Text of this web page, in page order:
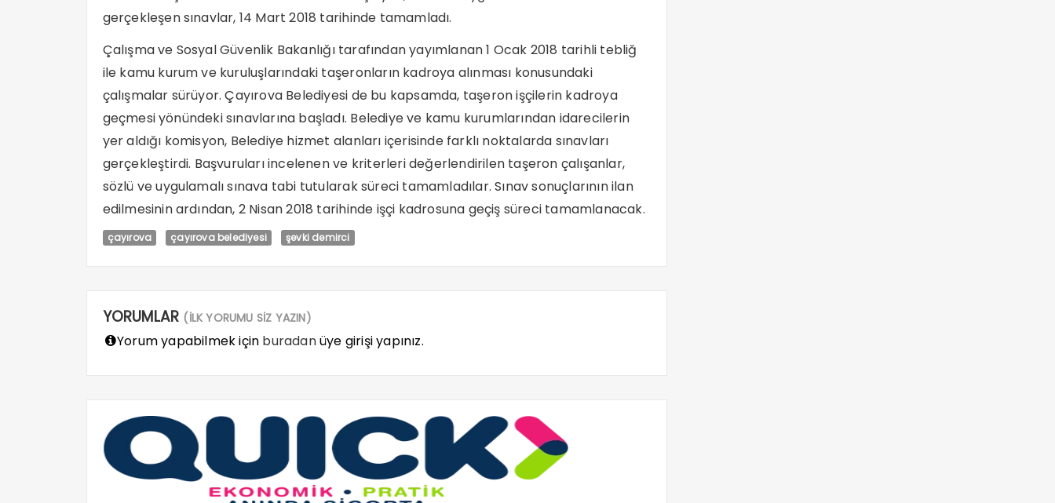
gerçekleşen sınavlar, 14 Mart 2018 tarihinde tamamladı.
Çalışma ve Sosyal Güvenlik Bakanlığı tarafından yayımlanan 1 Ocak 2018 tarihli tebliğ
ile kamu kurum ve kuruluşlarındaki taşeronların kadroya alınması konusundaki
çalışmalar sürüyor. Çayırova Belediyesi de bu kapsamda, taşeron işçilerin kadroya
geçmesi yönündeki sınavlarına başladı. Belediye ve kamu kurumlarından idarecilerin
yer aldığı komisyon, Belediye hizmet alanları içerisinde farklı noktalarda sınavları
gerçekleştirdi. Başvuruları incelenen ve kriterleri değerlendirilen taşeron çalışanlar,
sözlü ve uygulamalı sınava tabi tutularak süreci tamamladılar. Sınav sonuçlarının ilan
edilmesinin ardından, 2 Nisan 2018 tarihinde işçi kadrosuna geçiş süreci tamamlanacak.
çayırova çayırova belediyesi şevki demirci
YORUMLAR (İLK YORUMU SİZ YAZIN)
Yorum yapabilmek için buradanüye girişi yapınız.